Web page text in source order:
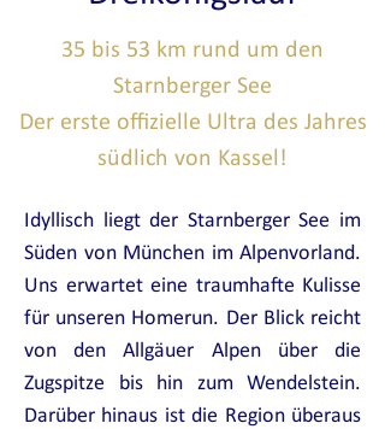
35 bis 53 km rund um den
Starnberger See
Der erste offizielle Ultra des Jahres
südlich von Kassel!
Idyllisch liegt der Starnberger See im
Süden von München im Alpenvorland.
Uns erwartet eine traumhafte Kulisse
für unseren Homerun. Der Blick reicht
von den Allgäuer Alpen über die
Zugspitze bis hin zum Wendelstein.
Darüber hinaus ist die Region überaus